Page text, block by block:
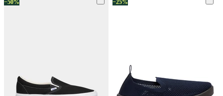
−50% −25%